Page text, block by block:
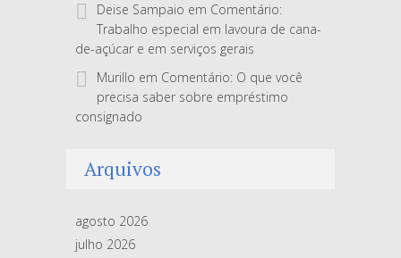
Deise Sampaio em Comentário:
Trabalho especial em lavoura de cana-
de-açúcar e em serviços gerais
Murillo em Comentário: O que você
precisa saber sobre empréstimo
consignado
Arquivos
agosto 2026
julho 2026